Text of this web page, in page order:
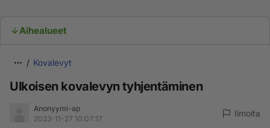
Aihealueet
Kovalevyt
Ulkoisen kovalevyn tyhjentäminen
Anonyymi-ap
2023-11-27 10:07:17
Ilmoita